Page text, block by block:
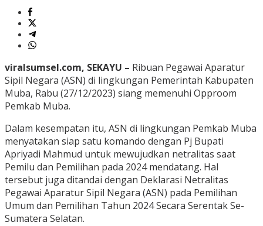
viralsumsel.com, SEKAYU – Ribuan Pegawai Aparatur
Sipil Negara (ASN) di lingkungan Pemerintah Kabupaten
Muba, Rabu (27/12/2023) siang memenuhi Opproom
Pemkab Muba.
Dalam kesempatan itu, ASN di lingkungan Pemkab Muba
menyatakan siap satu komando dengan Pj Bupati
Apriyadi Mahmud untuk mewujudkan netralitas saat
Pemilu dan Pemilihan pada 2024 mendatang. Hal
tersebut juga ditandai dengan Deklarasi Netralitas
Pegawai Aparatur Sipil Negara (ASN) pada Pemilihan
Umum dan Pemilihan Tahun 2024 Secara Serentak Se-
Sumatera Selatan.